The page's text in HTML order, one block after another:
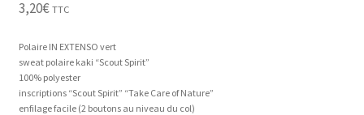
3,20€ TTC
Polaire IN EXTENSO vert
sweat polaire kaki “Scout Spirit”
100% polyester
inscriptions “Scout Spirit” “Take Care of Nature”
enfilage facile (2 boutons au niveau du col)